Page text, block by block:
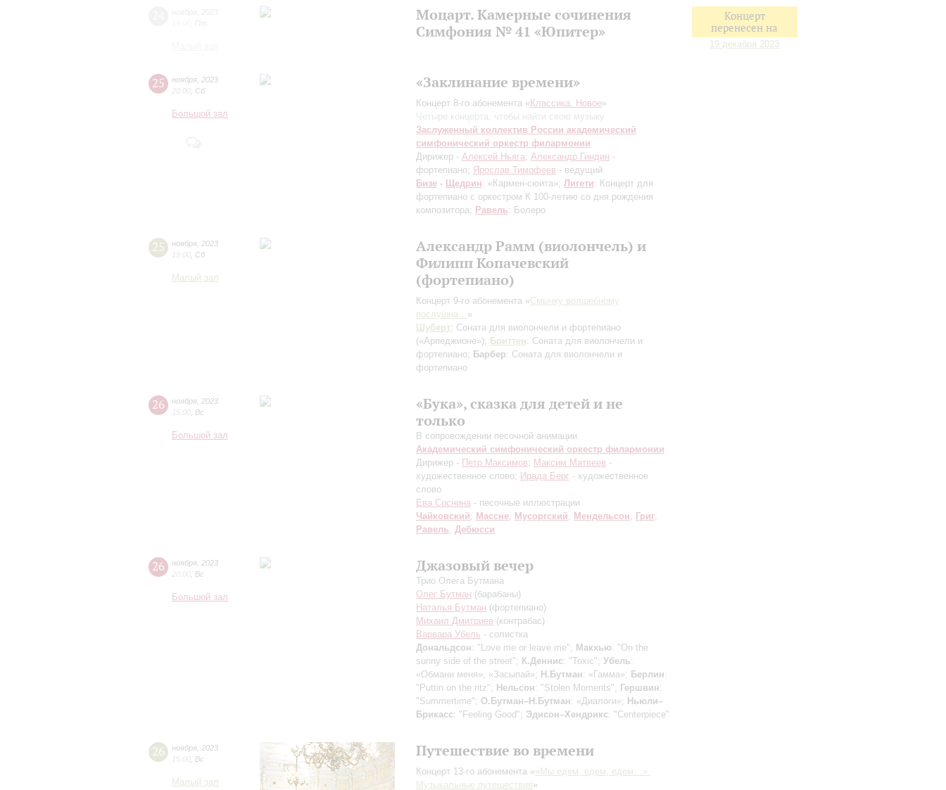
Моцарт. Камерные сочинения
Симфония № 41 «Юпитер»
Концерт
перенесен на
19 декабря 2023
25 ноября 2023
20:00 Сб
Большой зал
«Заклинание времени»
Концерт 8-го абонемента « Классика. Новое»
Четыре концерта, чтобы найти свою музыку
Заслуженный коллектив России академический
симфонический оркестр филармонии
Дирижер - Алексей Ньяга; Александр Гиндин -
фортепиано; Ярослав Тимофеев - ведущий
Бизе - Щедрин: «Кармен-сюита»; Лигети: Концерт для
фортепиано с оркестром К 100-летию со дня рождения
композитора; Равель: Болеро
25 ноября 2023
19:00 Сб
Малый зал
Александр Рамм (виолончель) и
Филипп Копачевский
(фортепиано)
Концерт 9-го абонемента «Смычку волшебному
послушна… »
Шуберт: Соната для виолончели и фортепиано
(«Арпеджионе»); Бриттен: Соната для виолончели и
фортепиано; Барбер: Соната для виолончели и
фортепиано
26 ноября 2023
15:00 Вс
Большой зал
«Бука», сказка для детей и не
только
В сопровождении песочной анимации
Академический симфонический оркестр филармонии
Дирижер - Петр Максимов; Максим Матвеев -
художественное слово; Ирада Берг - художественное
слово
Ева Соснина - песочные иллюстрации
Чайковский, Массне, Мусоргский, Мендельсон, Григ,
Равель, Дебюсси
26 ноября 2023
20:00 Вс
Большой зал
Джазовый вечер
Трио Олега Бутмана
Олег Бутман (барабаны)
Наталья Бутман (фортепиано)
Михаил Дмитриев (контрабас)
Варвара Убель - солистка
Дональдсон: "Love me or leave me"; Макхью: "On the
sunny side of the street"; К.Деннис: "Toxic"; Убель:
«Обмани меня», «Засыпай»; Н.Бутман: «Гамма»; Берлин:
"Puttin on the ritz"; Нельсон: "Stolen Moments"; Гершвин:
"Summertime"; О.Бутман–Н.Бутман: «Диалоги»; Ньюли–
Брикасс: "Feeling Good"; Эдисон–Хендрикс: "Centerpiece"
26 ноября 2023
15:00 Вс
Малый зал
Путешествие во времени
Концерт 13-го абонемента ««Мы едем, едем, едем…».
Музыкальные путешествия»